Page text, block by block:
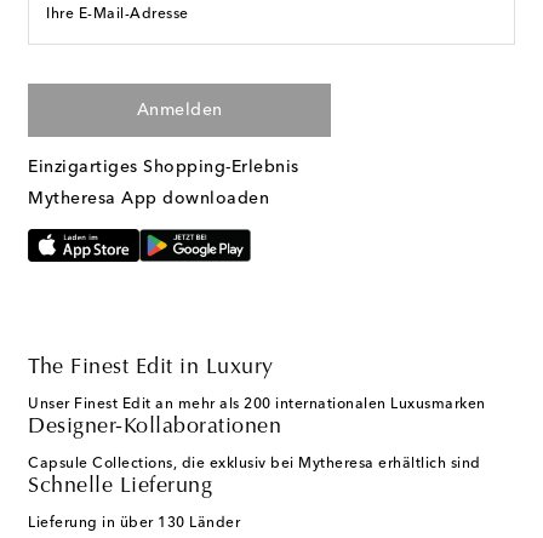
Ihre E-Mail-Adresse
Anmelden
Einzigartiges Shopping-Erlebnis
Mytheresa App downloaden
The Finest Edit in Luxury
Unser Finest Edit an mehr als 200 internationalen Luxusmarken
Designer-Kollaborationen
Capsule Collections, die exklusiv bei Mytheresa erhältlich sind
Schnelle Lieferung
Lieferung in über 130 Länder